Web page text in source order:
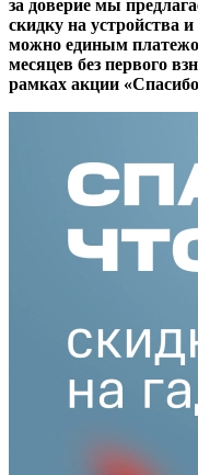
за доверие мы
скидку на устройства
можно единым
месяцев без первого
рамках акции